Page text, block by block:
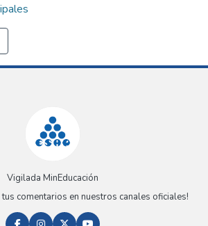
Vigilada MinEducación
tus comentarios en nuestros canales oficiales!